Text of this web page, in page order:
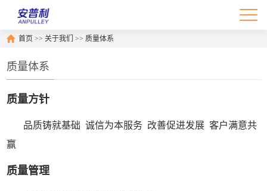
首页 >>关于我们 >>质量体系
质量体系
质量方针
品质铸就基础 诚信为本服务 改善促进发展 客户满意共
赢
质量管理